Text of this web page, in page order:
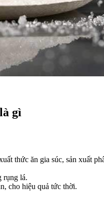
gì​
thức ăn gia súc, sản xuất
rụng lá.
cho hiệu quả tức thời.